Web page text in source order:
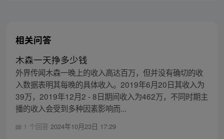
相关问答
木森一天挣多少钱
外界传闻木森一晚上的收入高达百万，但并没有确切的收
入数据表明其每晚的具体收入。2019年6月20日其收入为
39万，2019年12月2 - 8日期间收入为462万，不同时期主
播的收入会受到多种因素影响而...
1 个回答 2024年10月23日 17:29